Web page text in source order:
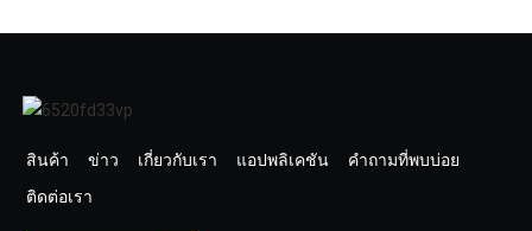
สินค้า ข่าว เกี่ยวกับเรา แอปพลิเคชัน
คำถามที่พบบ่อย
ติดต่อเรา